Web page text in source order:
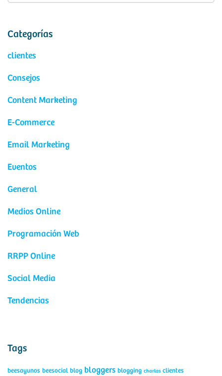
Categorías
clientes
Consejos
Content Marketing
E-Commerce
Email Marketing
Eventos
General
Medios Online
Programación Web
RRPP Online
Social Media
Tendencias
Tags
beesayunos beesocial blog bloggers blogging charlas clientes